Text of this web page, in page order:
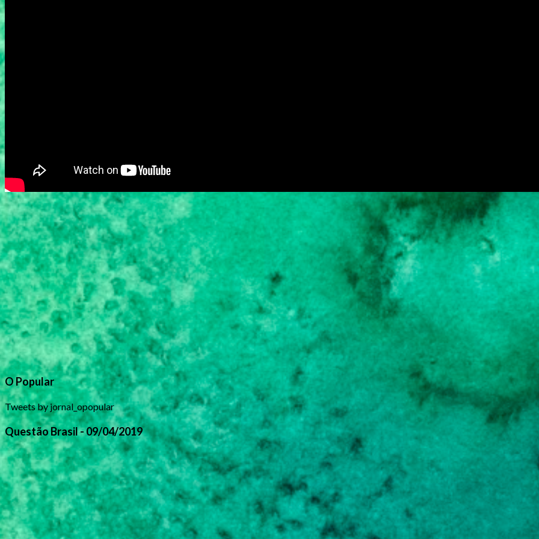
O Popular
Tweets by jornal_opopular
Questão Brasil - 09/04/2019